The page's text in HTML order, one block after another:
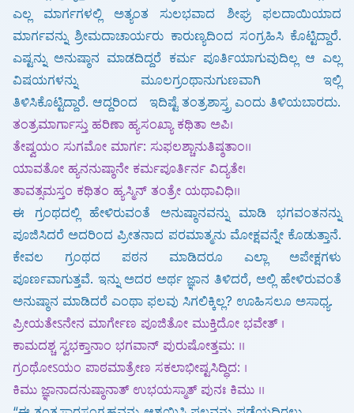
ಎಲ್ಲ ಮಾರ್ಗಗಳಲ್ಲಿ ಅತ್ಯಂತ ಸುಲಭವಾದ ಶೀಘ್ರ ಫಲದಾಯಿಯಾದ
ಮಾರ್ಗವನ್ನು ಶ್ರೀಮದಾಚಾರ್ಯರು ಕಾರುಣ್ಯದಿಂದ ಸಂಗ್ರಹಿಸಿ ಕೊಟ್ಟಿದ್ದಾರೆ.
ಎಷ್ಟನ್ನು ಅನುಷ್ಠಾನ ಮಾಡದಿದ್ದರೆ ಕರ್ಮ ಪೂರ್ತಿಯಾಗುವುದಿಲ್ಲ ಆ ಎಲ್ಲ
ವಿಷಯಗಳನ್ನು ಮೂಲಗ್ರಂಥಾನುಗುಣವಾಗಿ ಇಲ್ಲಿ
ತಿಳಿಸಿಕೊಟ್ಟಿದ್ದಾರೆ. ಆದ್ದರಿಂದ ಇದಿಷ್ಟೆ ತಂತ್ರಶಾಸ್ತ್ರ ಎಂದು ತಿಳಿಯಬಾರದು.
ತಂತ್ರಮಾರ್ಗಾಸ್ತು ಹರಿಣಾ ಹ್ಯಸಂಖ್ಯಾ ಕಥಿತಾ ಅಪಿ।
ತೇಷ್ವಯಂ ಸುಗಮೋ ಮಾರ್ಗ: ಸುಫಲಶ್ಚಾನುತಿಷ್ಠತಾಂ।।
ಯಾವತೋ ಹ್ಯನನುಷ್ಠಾನೇ ಕರ್ಮಪೂರ್ತಿರ್ನ ವಿದ್ಯತೇ।
ತಾವತ್ಸಮಸ್ತಂ ಕಥಿತಂ ಹ್ಯಸ್ಮಿನ್ ತಂತ್ರೇ ಯಥಾವಿಧಿ।।
ಈ ಗ್ರಂಥದಲ್ಲಿ ಹೇಳಿರುವಂತೆ ಅನುಷ್ಠಾನವನ್ನು ಮಾಡಿ ಭಗವಂತನನ್ನು
ಪೂಜಿಸಿದರೆ ಅದರಿಂದ ಪ್ರೀತನಾದ ಪರಮಾತ್ಮನು ಮೋಕ್ಷವನ್ನೇ ಕೊಡುತ್ತಾನೆ.
ಕೇವಲ ಗ್ರಂಥದ ಪಠನ ಮಾಡಿದರೂ ಎಲ್ಲಾ ಅಪೇಕ್ಷಗಳು
ಪೂರ್ಣವಾಗುತ್ತವೆ. ಇನ್ನು ಅದರ ಅರ್ಥ ಜ್ಞಾನ ತಿಳಿದರೆ, ಅಲ್ಲಿ ಹೇಳಿರುವಂತೆ
ಅನುಷ್ಠಾನ ಮಾಡಿದರೆ ಎಂಥಾ ಫಲವು ಸಿಗಲಿಕ್ಕಿಲ್ಲ? ಊಹಿಸಲೂ ಅಸಾಧ್ಯ.
ಪ್ರೀಯತೇऽನೇನ ಮಾರ್ಗೇಣ ಪೂಜಿತೋ ಮುಕ್ತಿದೋ ಭವೇತ್ ।
ಕಾಮದಶ್ಚ ಸ್ವಭಕ್ತಾನಾಂ ಭಗವಾನ್ ಪುರುಷೋತ್ತಮ: ।।
ಗ್ರಂಥೋऽಯಂ ಪಾಠಮಾತ್ರೇಣ ಸಕಲಾಭೀಷ್ಟಸಿದ್ಧಿದ: ।
ಕಿಮು ಜ್ಞಾನಾದನುಷ್ಠಾನಾತ್ ಉಭಯಸ್ಮಾತ್ ಪುನಃ ಕಿಮು ।।